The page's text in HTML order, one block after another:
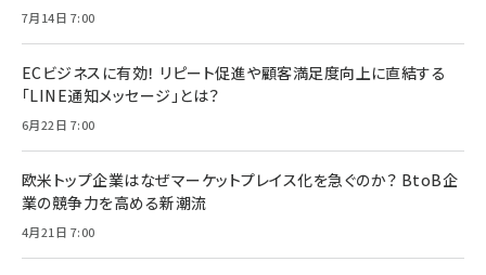
7月14日 7:00
ECビジネスに有効！ リピート促進や顧客満足度向上に直結する
「LINE通知メッセージ」とは？
6月22日 7:00
欧米トップ企業はなぜマーケットプレイス化を急ぐのか？ BtoB企
業の競争力を高める新潮流
4月21日 7:00